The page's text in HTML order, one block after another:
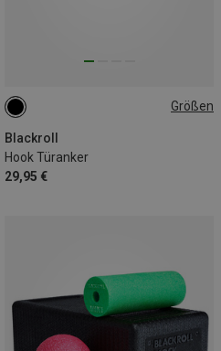
Größen
Blackroll
Hook Türanker
29,95 €
D